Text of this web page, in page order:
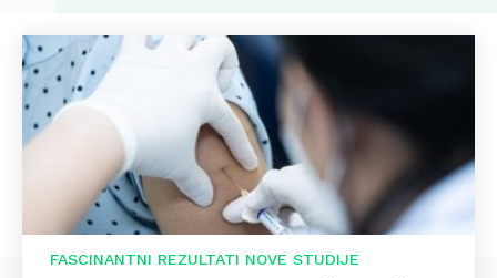
FASCINANTNI REZULTATI NOVE STUDIJE